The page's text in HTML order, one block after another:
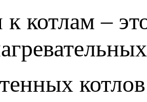
к котлам –